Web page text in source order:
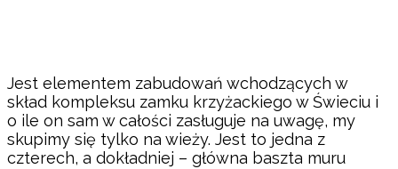
Jest elementem zabudowań wchodzących w
skład kompleksu zamku krzyżackiego w Świeciu i
o ile on sam w całości zasługuje na uwagę, my
skupimy się tylko na wieży. Jest to jedna z
czterech, a dokładniej – główna baszta muru